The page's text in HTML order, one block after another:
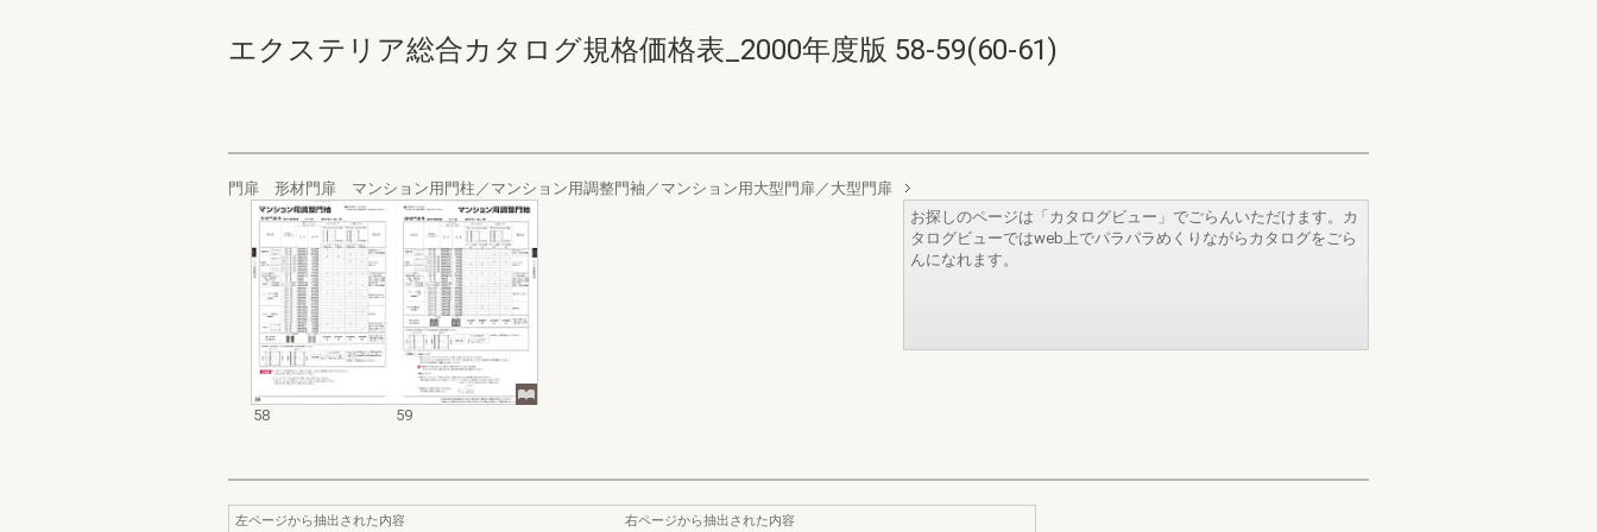
エクステリア総合カタログ規格価格表_2000年度版 58-59(60-61)
門扉 形材門扉 マンション用門柱／マンション用調整門袖／マンション用大型門扉／大型門扉
58 59
お探しのページは「カタログビュー」でごらんいただけます。カ
タログビューではweb上でパラパラめくりながらカタログをごら
んになれます。
左ページから抽出された内容
右ページから抽出された内容